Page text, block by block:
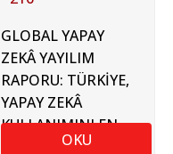
GLOBAL YAPAY
ZEKÂ YAYILIM
RAPORU: TÜRKİYE,
YAPAY ZEKÂ
KULLANIMINI EN
HIZLI ARTIRAN
OKU